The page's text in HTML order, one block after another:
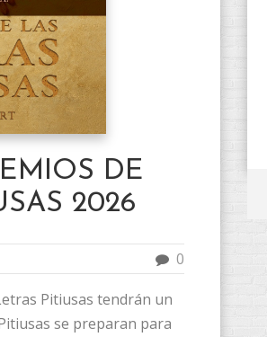
DE
2026
0
Pitiusas tendrán un
se preparan para